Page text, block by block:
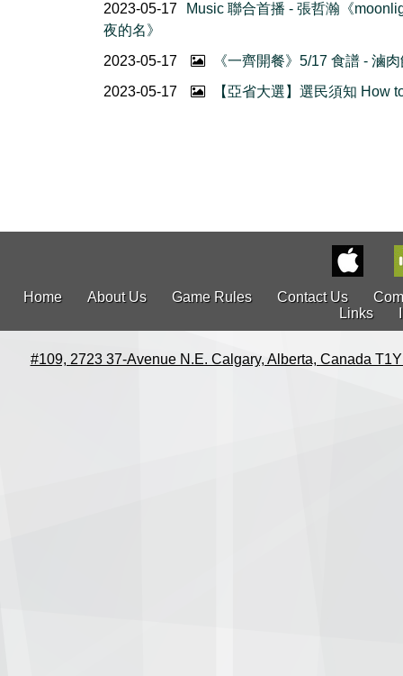
2023-05-17
Music 聯合首播 - 張哲瀚《
夜的名》
2023-05-17
《一齊開餐》5/17 食譜 - 滷
2023-05-17
【亞省大選】選民須知 How
Home About Us Game Rules Contact Us
Links
#109, 2723 37-Avenue N.E. Calgary, Alberta, Canada